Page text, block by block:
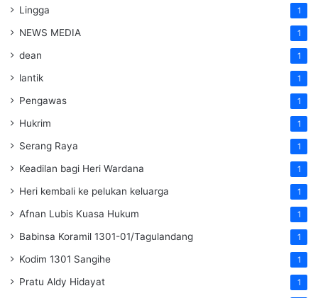
Lingga 1
NEWS MEDIA 1
dean 1
lantik 1
Pengawas 1
Hukrim 1
Serang Raya 1
Keadilan bagi Heri Wardana 1
Heri kembali ke pelukan keluarga 1
Afnan Lubis Kuasa Hukum 1
Babinsa Koramil 1301-01/Tagulandang 1
Kodim 1301 Sangihe 1
Pratu Aldy Hidayat 1